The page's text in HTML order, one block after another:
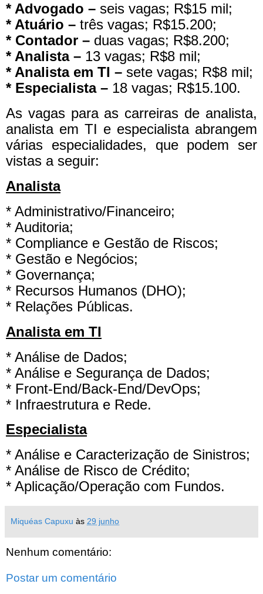
* Advogado – seis vagas; R$15 mil;
* Atuário – três vagas; R$15.200;
* Contador – duas vagas; R$8.200;
* Analista – 13 vagas; R$8 mil;
* Analista em TI – sete vagas; R$8 mil;
* Especialista – 18 vagas; R$15.100.
As vagas para as carreiras de analista,
analista em TI e especialista abrangem
várias especialidades, que podem ser
vistas a seguir:
Analista
* Administrativo/Financeiro;
* Auditoria;
* Compliance e Gestão de Riscos;
* Gestão e Negócios;
* Governança;
* Recursos Humanos (DHO);
* Relações Públicas.
Analista em TI
* Análise de Dados;
* Análise e Segurança de Dados;
* Front-End/Back-End/DevOps;
* Infraestrutura e Rede.
Especialista
* Análise e Caracterização de Sinistros;
* Análise de Risco de Crédito;
* Aplicação/Operação com Fundos.
Miquéas Capuxu às 29 junho
Nenhum comentário:
Postar um comentário